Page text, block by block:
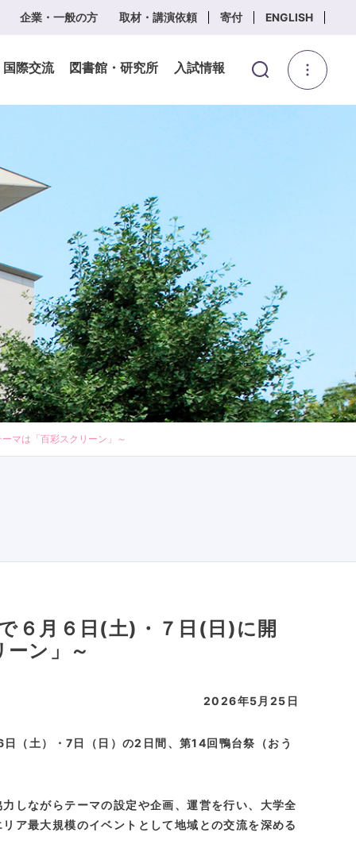
企業・一般の方 取材・講演依頼 寄付 ENGLISH
際交流 図書館・研究所 入試情報
マは「百彩スクリーン」～
６月６日(土)・７日(日)に開
ン」～
2026年5月25日
日（土）・7日（日）の2 日間、第14回鴨台祭（おう
しながらテーマの設定や企画、運営を行い、大学全
ア最大規模のイベントとして地域との交流を深める